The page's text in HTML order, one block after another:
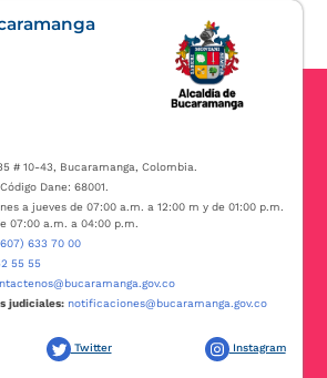
# 10-43, Bucaramanga, Colombia.
Dane: 68001.
a jueves de 07:00 a.m. a 12:00 m y de 01:00 p.m.
07:00 a.m. a 04:00 p.m.
633 70 00
55 55
judiciales: notificaciones@bucaramanga.gov.co
Twitter Instagram